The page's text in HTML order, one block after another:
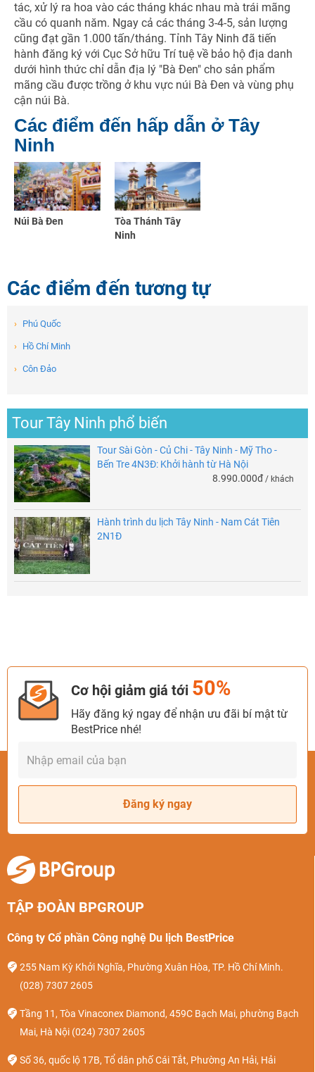
tác, xử lý ra hoa vào các tháng khác nhau mà trái mãng
cầu có quanh năm. Ngay cả các tháng 3-4-5, sản lượng
cũng đạt gần 1.000 tấn/tháng. Tỉnh Tây Ninh đã tiến
hành đăng ký với Cục Sở hữu Trí tuệ về bảo hộ địa danh
dưới hình thức chỉ dẫn địa lý "Bà Đen" cho sản phẩm
mãng cầu được trồng ở khu vực núi Bà Đen và vùng phụ
cận núi Bà.
Các điểm đến hấp dẫn ở Tây
Ninh
Núi Bà Đen
Tòa Thánh Tây
Ninh
Các điểm đến tương tự
› Phú Quốc
› Hồ Chí Minh
› Côn Đảo
Tour Tây Ninh phổ biến
Tour Sài Gòn - Củ Chi - Tây Ninh - Mỹ Tho -
Bến Tre 4N3Đ: Khởi hành từ Hà Nội
8.990.000đ / khách
Hành trình du lịch Tây Ninh - Nam Cát Tiên
2N1Đ
Cơ hội giảm giá tới 50%
Hãy đăng ký ngay để nhận ưu đãi bí mật từ
BestPrice nhé!
Đăng ký ngay
TẬP ĐOÀN BPGROUP
Công ty Cổ phần Công nghệ Du lịch BestPrice
255 Nam Kỳ Khởi Nghĩa, Phường Xuân Hòa, TP. Hồ Chí Minh.
(028) 7307 2605
Tầng 11, Tòa Vinaconex Diamond, 459C Bạch Mai, phường Bạch
Mai, Hà Nội (024) 7307 2605
Số 36, quốc lộ 17B, Tổ dân phố Cái Tắt, Phường An Hải, Hải